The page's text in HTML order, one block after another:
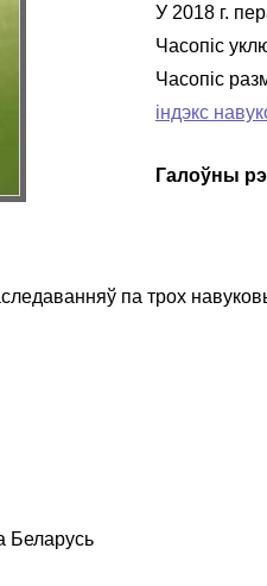
У 2018 г.
Часопіс
Часопіс
індэкс
Галоўны
па трох
Беларусь